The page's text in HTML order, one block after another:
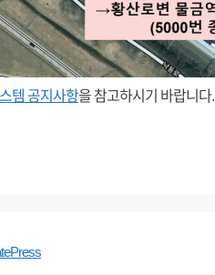
템 공지사항을 참고하시기 바랍니다.